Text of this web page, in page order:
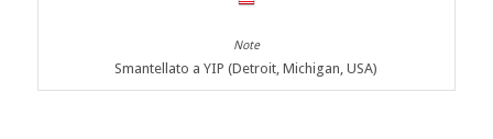
Smantellato a YIP (Detroit, Michigan, USA)